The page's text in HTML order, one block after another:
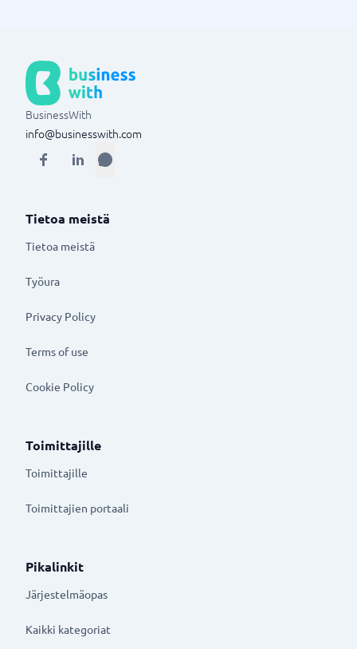
BusinessWith
info@businesswith.com
Tietoa meistä
Tietoa meistä
Työura
Privacy Policy
Terms of use
Cookie Policy
Toimittajille
Toimittajille
Toimittajien portaali
Pikalinkit
Järjestelmäopas
Kaikki kategoriat